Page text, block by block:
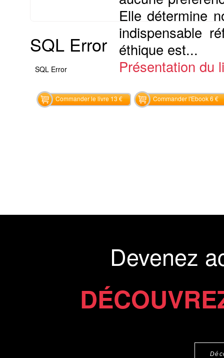
Elle détermine
indispensable
éthique est...
Présentation du
Commander le livre 13 € Commander l'Ebook 6 €
SQL Error
SQL Error
Devenez